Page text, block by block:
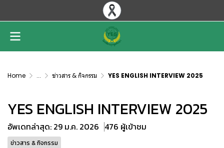
Home ... ข่าวสาร & กิจกรรม YES ENGLISH INTERVIEW 2025
YES ENGLISH INTERVIEW 2025
อัพเดทล่าสุด: 29 ม.ค. 2026 476 ผู้เข้าชม
ข่าวสาร & กิจกรรม